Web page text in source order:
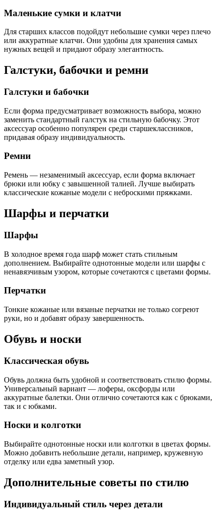
Маленькие сумки и клатчи
Для старших классов подойдут небольшие сумки через плечо
или аккуратные клатчи. Они удобны для хранения самых
нужных вещей и придают образу элегантность.
Галстуки, бабочки и ремни
Галстуки и бабочки
Если форма предусматривает возможность выбора, можно
заменить стандартный галстук на стильную бабочку. Этот
аксессуар особенно популярен среди старшеклассников,
придавая образу индивидуальность.
Ремни
Ремень — незаменимый аксессуар, если форма включает
брюки или юбку с завышенной талией. Лучше выбирать
классические кожаные модели с неброскими пряжками.
Шарфы и перчатки
Шарфы
В холодное время года шарф может стать стильным
дополнением. Выбирайте однотонные модели или шарфы с
ненавязчивым узором, которые сочетаются с цветами формы.
Перчатки
Тонкие кожаные или вязаные перчатки не только согреют
руки, но и добавят образу завершенность.
Обувь и носки
Классическая обувь
Обувь должна быть удобной и соответствовать стилю формы.
Универсальный вариант — лоферы, оксфорды или
аккуратные балетки. Они отлично сочетаются как с брюками,
так и с юбками.
Носки и колготки
Выбирайте однотонные носки или колготки в цветах формы.
Можно добавить небольшие детали, например, кружевную
отделку или едва заметный узор.
Дополнительные советы по стилю
Индивидуальный стиль через детали